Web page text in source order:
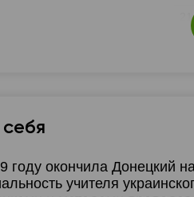
году окончила Донецкий
учителя